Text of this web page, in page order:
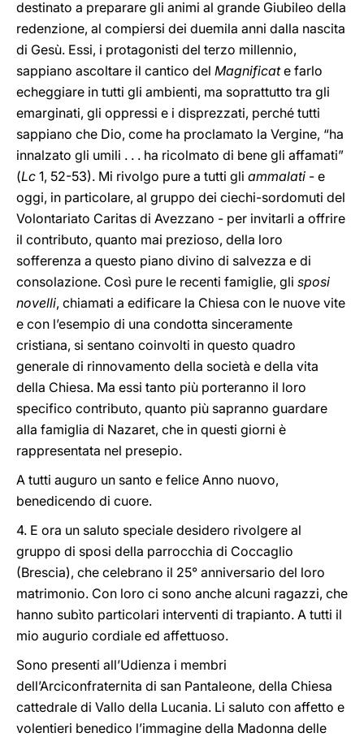
destinato a preparare gli animi al grande Giubileo della
redenzione, al compiersi dei duemila anni dalla nascita
di Gesù. Essi, i protagonisti del terzo millennio,
sappiano ascoltare il cantico del Magnificate farlo
echeggiare in tutti gli ambienti, ma soprattutto tra gli
emarginati, gli oppressi e i disprezzati, perché tutti
sappiano che Dio, come ha proclamato la Vergine, “ha
innalzato gli umili . . . ha ricolmato di bene gli affamati”
(Lc 1, 52-53). Mi rivolgo pure a tutti gli ammalati - e
oggi, in particolare, al gruppo dei ciechi-sordomuti del
Volontariato Caritas di Avezzano - per invitarli a offrire
il contributo, quanto mai prezioso, della loro
sofferenza a questo piano divino di salvezza e di
consolazione. Così pure le recenti famiglie, gli sposi
novelli, chiamati a edificare la Chiesa con le nuove vite
e con l’esempio di una condotta sinceramente
cristiana, si sentano coinvolti in questo quadro
generale di rinnovamento della società e della vita
della Chiesa. Ma essi tanto più porteranno il loro
specifico contributo, quanto più sapranno guardare
alla famiglia di Nazaret, che in questi giorni è
rappresentata nel presepio.
A tutti auguro un santo e felice Anno nuovo,
benedicendo di cuore.
4. E ora un saluto speciale desidero rivolgere al
gruppo di sposi della parrocchia di Coccaglio
(Brescia), che celebrano il 25° anniversario del loro
matrimonio. Con loro ci sono anche alcuni ragazzi, che
hanno subìto particolari interventi di trapianto. A tutti il
mio augurio cordiale ed affettuoso.
Sono presenti all’Udienza i membri
dell’Arciconfraternita di san Pantaleone, della Chiesa
cattedrale di Vallo della Lucania. Li saluto con affetto e
volentieri benedico l’immagine della Madonna delle